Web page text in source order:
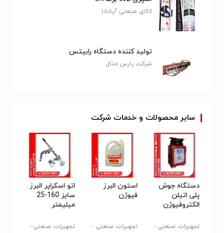
سایرمحصولات و خدمات شرکت
دستگاه جوش
پلی اتیلن
الکتروفیوژن
تجهیزات صنعتی -
استون البرز
فیوژن
تجهیزات صنعتی -
اتو اسکراپر البرز
سایز 160-25
میلیمتر
تجهیزات صنعتی -
کالای صنعتی آپادانا
تولید کننده دستگاه رابیتس
شرکت پارس متال